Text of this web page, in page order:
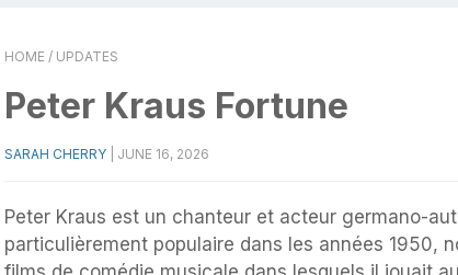
HOME / UPDATES
Peter Kraus Fortune
SARAH CHERRY JUNE 16, 2026
Peter Kraus est un chanteur et acteur germano-
particulièrement populaire dans les années 1950,